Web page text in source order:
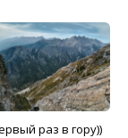
раз в гору))